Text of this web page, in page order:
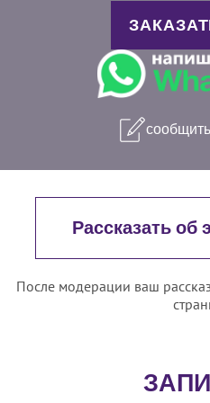
Рассказать об
После модерации ваш